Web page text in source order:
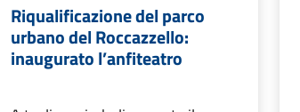
Riqualificazione del parco
urbano del Roccazzello:
inaugurato l’anfiteatro